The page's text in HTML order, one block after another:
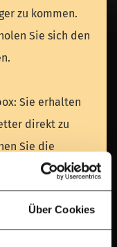
Über Cookies
zu kommen.
Sie sich den
Sie erhalten
direkt zu
Sie die
Struktur
höchste